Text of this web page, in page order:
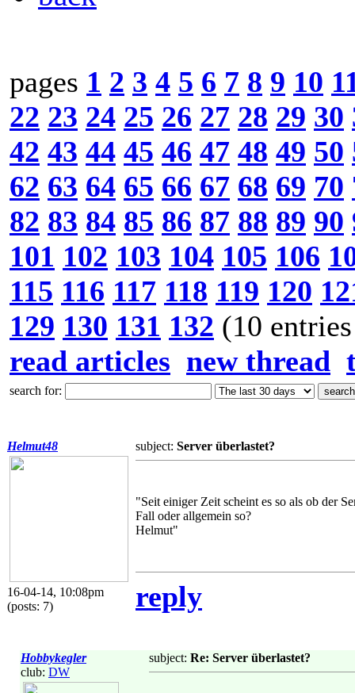
pages 1 2 3 4 5 6 7 8 9 10
22 23 24 25 26 27 28 29 30
42 43 44 45 46 47 48 49 50
62 63 64 65 66 67 68 69 70
82 83 84 85 86 87 88 89 90
101 102 103 104 105 106
115 116 117 118 119 120
129 130 131 132 (10
read articles new thread
search for:
Helmut48
16-04-14, 10:08pm
(posts: 7)
subject: Server überlastet?
"Seit einiger Zeit scheint es so als ob der
Fall oder allgemein so?
Helmut"
reply
Hobbykegler
club: DW
subject: Re: Server überlastet?